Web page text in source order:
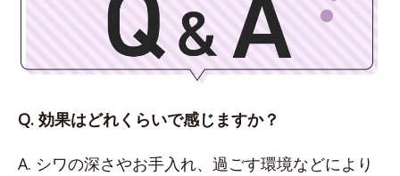
Q. 効果はどれくらいで感じますか？
A. シワの深さやお手入れ、過ごす環境などにより